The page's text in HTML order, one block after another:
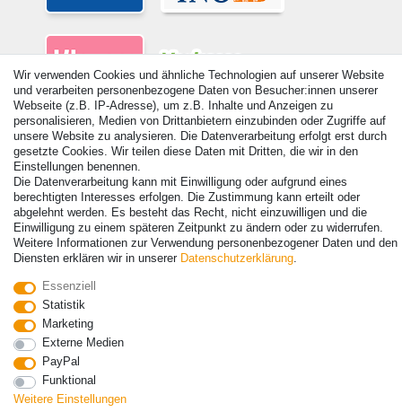
© Copyright 2026 | Alle Rechte vorbehalten. - Alle Rechte vorbehalten.
Preisangaben inkl. gesetzl. 19% MwSt. | Grundpreise siehe Artikeldetail | *Gilt für
Lieferungen nach Deutschland!
Vertrag widerrufen Kontakt
Wir verwenden Cookies und ähnliche Technologien auf unserer Website
und verarbeiten personenbezogene Daten von Besucher:innen unserer
Webseite (z.B. IP-Adresse), um z.B. Inhalte und Anzeigen zu
personalisieren, Medien von Drittanbietern einzubinden oder Zugriffe auf
unsere Website zu analysieren. Die Datenverarbeitung erfolgt erst durch
gesetzte Cookies. Wir teilen diese Daten mit Dritten, die wir in den
Einstellungen benennen.
Die Datenverarbeitung kann mit Einwilligung oder aufgrund eines
berechtigten Interesses erfolgen. Die Zustimmung kann erteilt oder
abgelehnt werden. Es besteht das Recht, nicht einzuwilligen und die
Einwilligung zu einem späteren Zeitpunkt zu ändern oder zu widerrufen.
Weitere Informationen zur Verwendung personenbezogener Daten und den
Diensten erklären wir in unserer Daten­schutz­erklärung.
Essenziell
Statistik
Marketing
Externe Medien
PayPal
Funktional
Weitere Einstellungen